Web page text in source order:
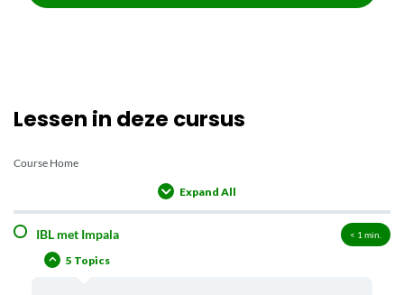
Lessen in deze cursus
Course Home
Expand All
IBL met Impala < 1 min.
5 Topics